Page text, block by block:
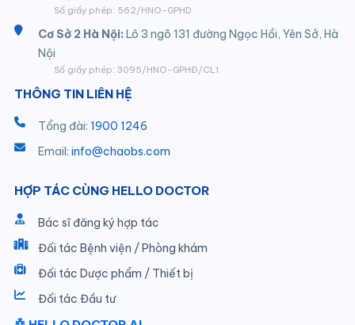
Số giấy phép: 562/HNO-GPHD
Cơ Sở 2 Hà Nội: Lô 3 ngõ 131 đường Ngọc Hồi, Yên Sở, Hà
Nội
Số giấy phép: 3095/HNO-GPHĐ/CL1
THÔNG TIN LIÊN HỆ
Tổng đài: 1900 1246
Email: info@chaobs.com
HỢP TÁC CÙNG HELLO DOCTOR
Bác sĩ đăng ký hợp tác
Đối tác Bệnh viện / Phòng khám
Đối tác Dược phẩm / Thiết bị
Đối tác Đầu tư